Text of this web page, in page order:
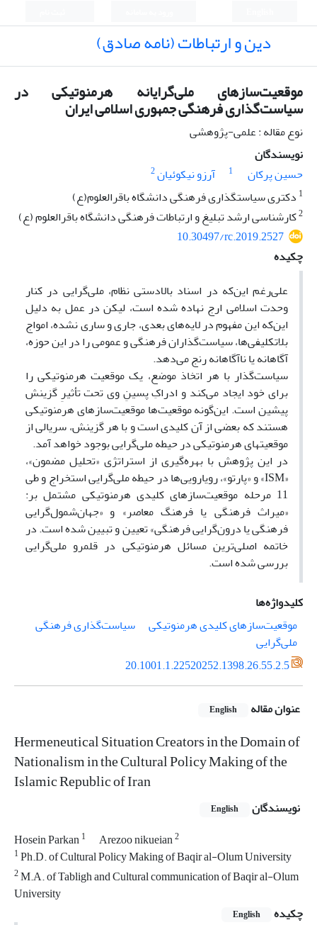
دین و ارتباطات (نامه صادق)
موقعیت‌سازهای ملی‌گرایانه ‌‌هرمنوتیکی در
سیاست‌گذاری فرهنگی جمهوری اسلامی ایران‌
نوع مقاله : علمی-پژوهشی
نویسندگان
حسین پرکان
1 آرزو نیکوئیان2
1 دکتری سیاستگذاری فرهنگی دانشگاه باقرالعلوم(ع)
2کارشناسی ارشد تبلیغ و ارتباطات فرهنگی دانشگاه باقرالعلوم (ع)
10.30497/rc.2019.2527
چکیده
علی‌رغم این‌که در اسناد بالادستی نظام، ملی‌گرایی در کنار
وحدت اسلامی ارج نهاده شده است، لیکن در عمل به دلیل
این‌که این مفهوم در لایه‌های بعدی، جاری و ساری نشده، امواج
بلاتکلیفی‌ها، سیاست‌گذاران فرهنگی و عمومی را در این حوزه،
آگاهانه یا ناآگاهانه رنج می‌دهد.
سیاست‌گذار با هر اتخاذ موضع، یک موقعیت هرمنوتیکی را
برای خود ایجاد می‌کند و ادراکِ پسینِ وی تحت تأثیرِ گزینش
پیشین است. این‌گونه موقعیت‌ها موقعیت‌سازهای هرمنوتیکی
هستند که بعضی از آن کلیدی است و با هر گزینش، سریالی از
موقعیتهای هرمنوتیکی در حیطه ملی‌گرایی بوجود خواهد آمد.
در این پژوهش با بهره‌گیری از استراتژی «تحلیل مضمون»،
«ISM» و «پارتو»، رویارویی‌ها در حیطه ملی‌گرایی استخراج و طی
11 مرحله موقعیت‌سازهای کلیدی هرمنوتیکی مشتمل بر:
«میراث فرهنگی یا فرهنگ معاصر» و «جهان‌شمول‌گرایی
فرهنگی یا درون‌گرایی فرهنگی» تعیین و تبیین شده است. در
خاتمه اصلی‌ترین مسائل هرمنوتیکی در قلمرو ملی‌گرایی
بررسی شده است.
کلیدواژه‌ها
موقعیت‌سازهای کلیدی هرمنوتیکی‌
‌سیاست‌گذاری فرهنگی‌
‌ملی‌گرایی
20.1001.1.22520252.1398.26.55.2.5
عنوان مقاله English
Hermeneutical Situation Creators in the Domain of
Nationalism in the Cultural Policy Making of the
Islamic Republic of Iran
نویسندگان English
Hosein Parkan1 Arezoo nikueian2
1Ph.D. of Cultural Policy Making of Baqir al-Olum University
2M.A. of Tabligh and Cultural communication of Baqir al-Olum
University
چکیده
English